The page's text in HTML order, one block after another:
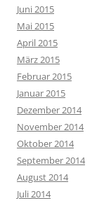
Juni 2015
Mai 2015
April 2015
März 2015
Februar 2015
Januar 2015
Dezember 2014
November 2014
Oktober 2014
September 2014
August 2014
Juli 2014